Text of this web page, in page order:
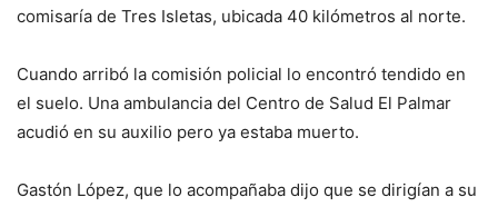
comisaría de Tres Isletas, ubicada 40 kilómetros al norte.
Cuando arribó la comisión policial lo encontró tendido en
el suelo. Una ambulancia del Centro de Salud El Palmar
acudió en su auxilio pero ya estaba muerto.
Gastón López, que lo acompañaba dijo que se dirigían a su